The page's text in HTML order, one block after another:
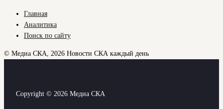
Главная
Аналитика
Поиск по сайту
© Медиа СКА, 2026 Новости СКА каждый день
Copyright © 2026 Медиа СКА